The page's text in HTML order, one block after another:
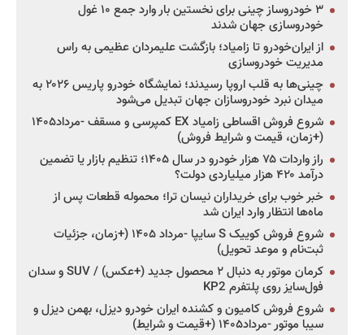
۳ خودروساز چینی برای نخستین بار وارد جمع ۱۰ غول
خودروسازی جهان شدند
از ایران‌خودرو تا زامیاد؛ بازگشت علیمردان عظیمی به راس
مدیریت خودروسازی
چینی‌ها به قلب اروپا رسیدند؛ نمایشگاه خودرو پاریس ۲۰۲۶ به
میدان نبرد خودروسازان جهان تبدیل می‌شود
شروع فروش اقساطی زامیاد EX کمپرسی و مسقف -مرداد۱۴۰۵
(+زمان، قیمت و شرایط فروش)
راز واردات ۷۵ هزار خودرو در سال ۱۴۰۵؛ تنظیم بازار یا تضمین
درآمد ۴۲۰ هزار میلیاردی دولت؟
خبر خوب برای خریداران نیسان ترا؛ محموله قطعات پس از
ماه‌ها انتظار وارد ایران شد
شروع فروش کوییک S سایپا -مرداد ۱۴۰۵ (+زمان، جزئیات
ثبت‌نام و موعد تحویل)
کرمان موتور به دنبال ۲ محصول جدید (+عکس) / SUV و سدان
فول‌سایز روی پلتفرم KP2
شروع فروش کامیون و کشنده ایران خودرو دیزل، بهمن دیزل و
سیبا موتور -مرداد۱۴۰۵ (+قیمت و شرایط)